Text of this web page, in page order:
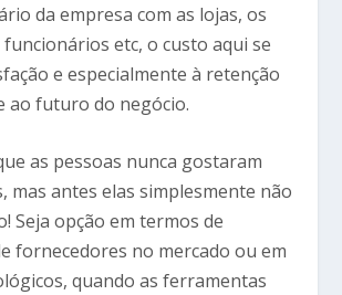
da empresa com as lojas, os
etc, o custo aqui se
e especialmente à retenção
ao futuro do negócio.
as pessoas nunca gostaram
mas antes elas simplesmente não
Seja opção em termos de
fornecedores no mercado ou em
quando as ferramentas